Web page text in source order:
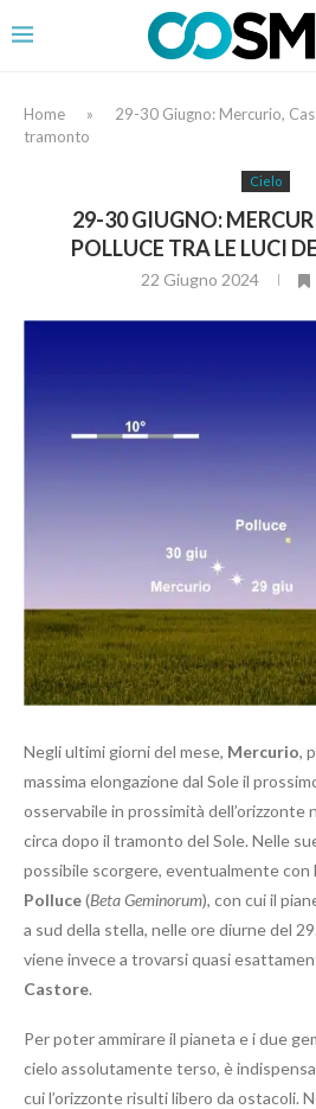
Home »
29-30 Giugno: Mercurio,
tramonto
Cielo
29-30 GIUGNO:
POLLUCE TRA LE LUCI
22 Giugno 2024
Negli ultimi giorni del mese, Mercurio,
massima elongazione dal Sole il
osservabile in prossimità dell’orizzonte
circa dopo il tramonto del Sole. Nelle
possibile scorgere, eventualmente con
Polluce(Beta Geminorum), con cui il
a sud della stella, nelle ore diurne del
viene invece a trovarsi quasi
Castore.
Per poter ammirare il pianeta e i due
cielo assolutamente terso, è
cui l’orizzonte risulti libero da ostacoli.